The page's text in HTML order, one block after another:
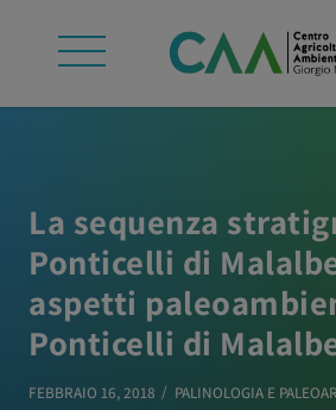
La sequenza
Ponticelli di
aspetti
Ponticelli di
FEBBRAIO 16, 2018 PALINOLOGIA E